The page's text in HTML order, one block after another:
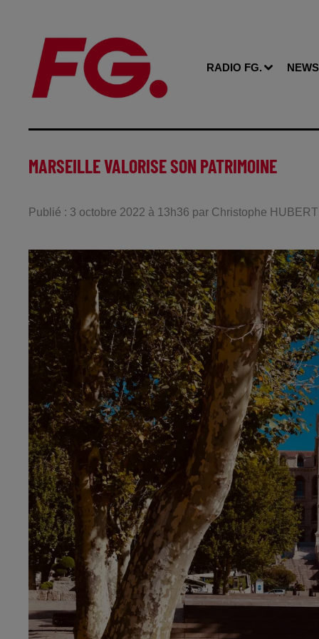
RADIO FG. NEWS
MARSEILLE VALORISE SON PATRIMOINE
Publié : 3 octobre 2022 à 13h36 par Christophe HUBERT